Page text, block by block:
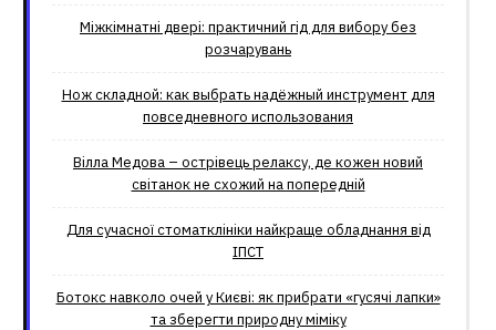
Міжкімнатні двері: практичний гід для вибору без
розчарувань
Нож складной: как выбрать надёжный инструмент для
повседневного использования
Вілла Медова – острівець релаксу, де кожен новий
світанок не схожий на попередній
Для сучасної стоматклініки найкраще обладнання від
ІПСТ
Ботокс навколо очей у Києві: як прибрати «гусячі лапки»
та зберегти природну міміку